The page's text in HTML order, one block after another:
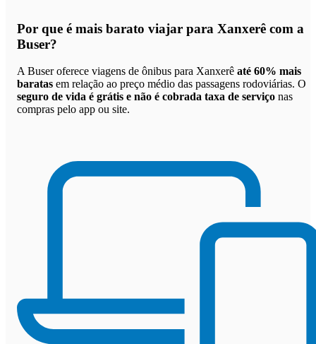
Por que é mais barato viajar para Xanxerê com a
Buser?
A Buser oferece viagens de ônibus para Xanxerê até 60% mais
baratas em relação ao preço médio das passagens rodoviárias. O
seguro de vida é grátis e não é cobrada taxa de serviço nas
compras pelo app ou site.